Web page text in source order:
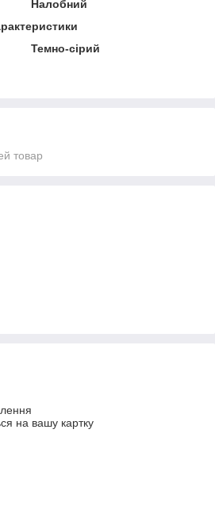
Налобний
Темно-сірий
товар
на вашу картку